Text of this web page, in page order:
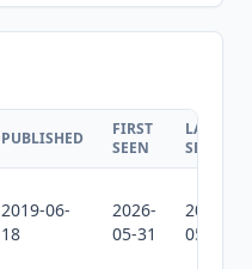
PUBLISHED
FIRST
SEEN
LAST
SEEN
2019-06-
18
2026-
05-31
2026-
05-31